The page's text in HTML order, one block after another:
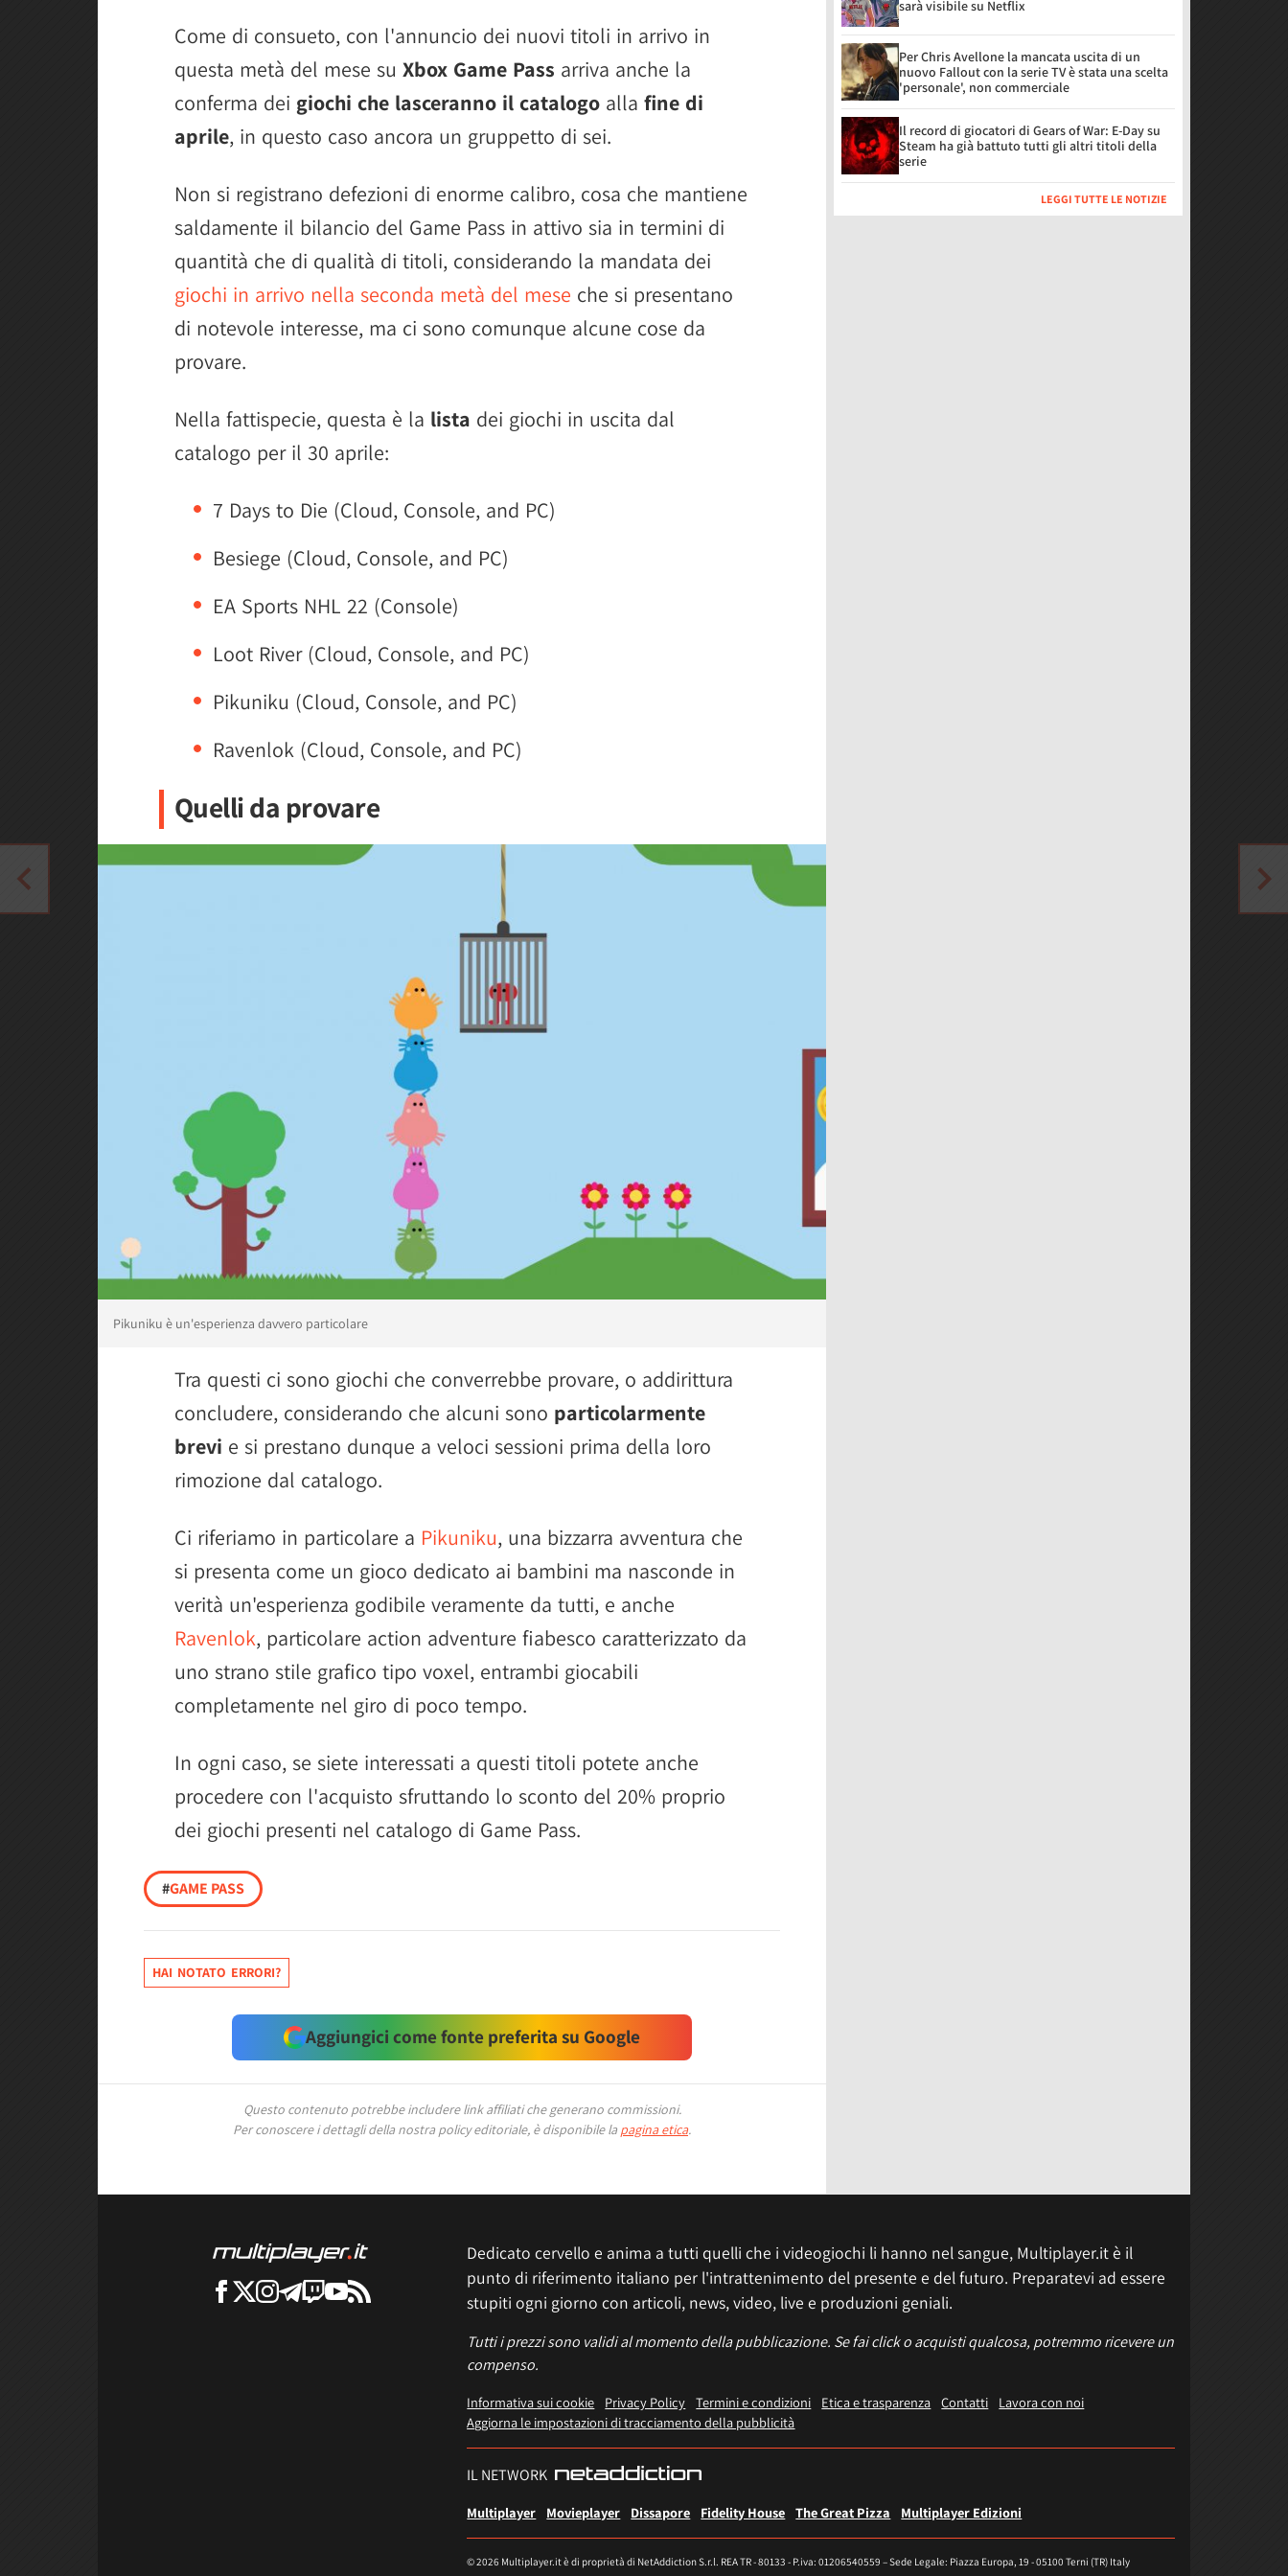
Come di consueto, con l'annuncio dei nuovi titoli in arrivo in
questa metà del mese su Xbox Game Pass arriva anche la
conferma dei giochi che lasceranno il catalogo alla fine di
aprile, in questo caso ancora un gruppetto di sei.
Non si registrano defezioni di enorme calibro, cosa che mantiene
saldamente il bilancio del Game Pass in attivo sia in termini di
quantità che di qualità di titoli, considerando la mandata dei
giochi in arrivo nella seconda metà del mese che si presentano
di notevole interesse, ma ci sono comunque alcune cose da
provare.
Nella fattispecie, questa è la lista dei giochi in uscita dal
catalogo per il 30 aprile:
7 Days to Die (Cloud, Console, and PC)
Besiege (Cloud, Console, and PC)
EA Sports NHL 22 (Console)
Loot River (Cloud, Console, and PC)
Pikuniku (Cloud, Console, and PC)
Ravenlok (Cloud, Console, and PC)
Quelli da provare
Pikuniku è un'esperienza davvero particolare
Tra questi ci sono giochi che converrebbe provare, o addirittura
concludere, considerando che alcuni sono particolarmente
brevi e si prestano dunque a veloci sessioni prima della loro
rimozione dal catalogo.
Ci riferiamo in particolare a Pikuniku, una bizzarra avventura che
si presenta come un gioco dedicato ai bambini ma nasconde in
verità un'esperienza godibile veramente da tutti, e anche
Ravenlok, particolare action adventure fiabesco caratterizzato da
uno strano stile grafico tipo voxel, entrambi giocabili
completamente nel giro di poco tempo.
In ogni caso, se siete interessati a questi titoli potete anche
procedere con l'acquisto sfruttando lo sconto del 20% proprio
dei giochi presenti nel catalogo di Game Pass.
#GAME PASS
HAI NOTATO ERRORI?
Aggiungici come fonte preferita su Google
Questo contenuto potrebbe includere link affiliati che generano commissioni.
Per conoscere i dettagli della nostra policy editoriale, è disponibile la pagina etica.
sarà visibile su Netflix
Per Chris Avellone la mancata uscita di un
nuovo Fallout con la serie TV è stata una scelta
'personale', non commerciale
Il record di giocatori di Gears of War: E-Day su
Steam ha già battuto tutti gli altri titoli della
serie
LEGGI TUTTE LE NOTIZIE
Dedicato cervello e anima a tutti quelli che i videogiochi li hanno nel sangue, Multiplayer.it è il
punto di riferimento italiano per l'intrattenimento del presente e del futuro. Preparatevi ad essere
stupiti ogni giorno con articoli, news, video, live e produzioni geniali.
Tutti i prezzi sono validi al momento della pubblicazione. Se fai click o acquisti qualcosa, potremmo ricevere un
compenso.
Informativa sui cookie Privacy Policy Termini e condizioni Etica e trasparenza Contatti
Lavora con noi
Aggiorna le impostazioni di tracciamento della pubblicità
IL NETWORK
Multiplayer Movieplayer Dissapore Fidelity House The Great Pizza Multiplayer Edizioni
© 2026 Multiplayer.it è di proprietà di NetAddiction S.r.l. REA TR - 80133 - P.iva: 01206540559 – Sede Legale: Piazza Europa, 19 - 05100 Terni (TR) Italy